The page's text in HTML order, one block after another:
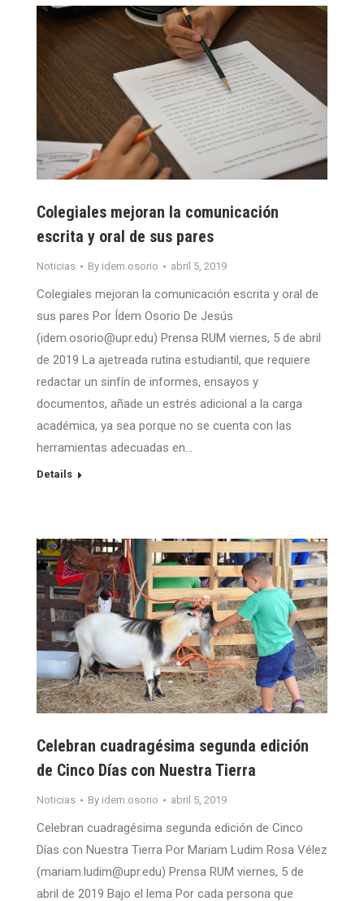
Colegiales mejoran la comunicación
escrita y oral de sus pares
Noticias By idem.osorio abril 5, 2019
Colegiales mejoran la comunicación escrita y oral de
sus pares Por Ídem Osorio De Jesús
(idem.osorio@upr.edu) Prensa RUM viernes, 5 de abril
de 2019 La ajetreada rutina estudiantil, que requiere
redactar un sinfín de informes, ensayos y
documentos, añade un estrés adicional a la carga
académica, ya sea porque no se cuenta con las
herramientas adecuadas en…
Details
Celebran cuadragésima segunda edición
de Cinco Días con Nuestra Tierra
Noticias By idem.osorio abril 5, 2019
Celebran cuadragésima segunda edición de Cinco
Días con Nuestra Tierra Por Mariam Ludim Rosa Vélez
(mariam.ludim@upr.edu) Prensa RUM viernes, 5 de
abril de 2019 Bajo el lema Por cada persona que